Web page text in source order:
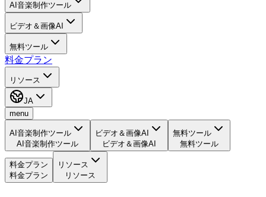
AI音楽制作ツール
ビデオ＆画像AI
無料ツール
料金プラン
リソース
JA
menu
AI音楽制作ツール
AI音楽制作ツール
ビデオ＆画像AI
ビデオ＆画像AI
無料ツール
無料ツール
料金プラン
料金プラン
リソース
リソース